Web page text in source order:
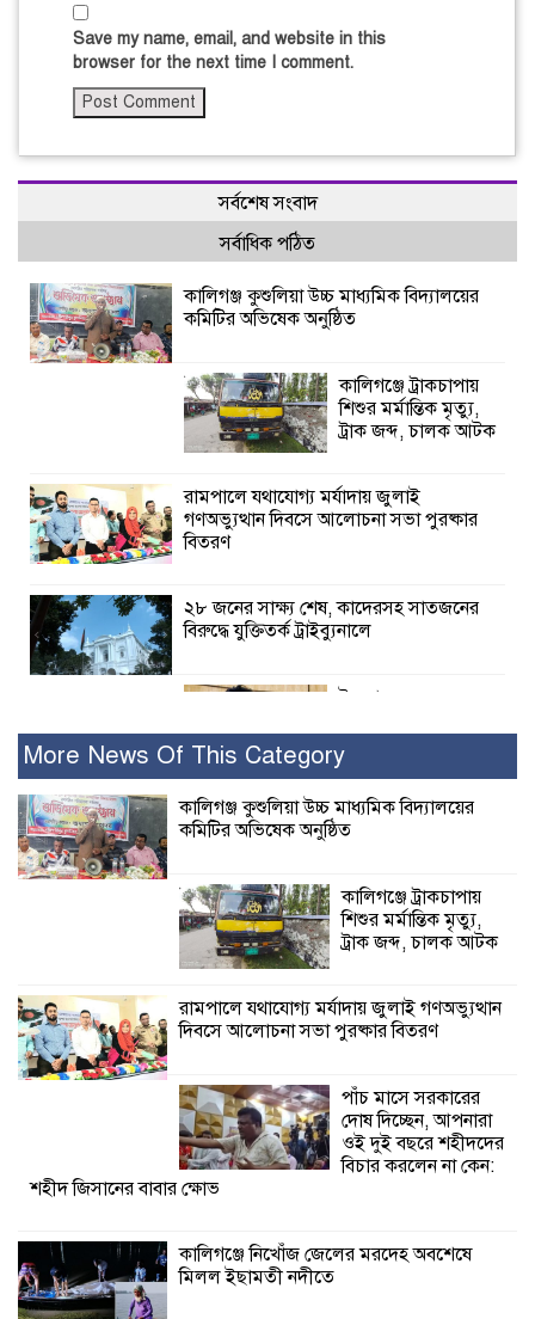
Save my name, email, and website in this
browser for the next time I comment.
সর্বশেষ সংবাদ
সর্বাধিক পঠিত
কালিগঞ্জ কুশুলিয়া উচ্চ মাধ্যমিক বিদ্যালয়ের
কমিটির অভিষেক অনুষ্ঠিত
কালিগঞ্জে ট্রাকচাপায়
শিশুর মর্মান্তিক মৃত্যু,
ট্রাক জব্দ, চালক আটক
রামপালে যথাযোগ্য মর্যাদায় জুলাই
গণঅভ্যুত্থান দিবসে আলোচনা সভা পুরষ্কার
বিতরণ
২৮ জনের সাক্ষ্য শেষ, কাদেরসহ সাতজনের
বিরুদ্ধে যুক্তিতর্ক ট্রাইব্যুনালে
ইসলামের সবচেয়ে
নুর
পাঁচ মাসে সরকারের দোষ দিচ্ছেন, আপনারা
কালিগঞ্জে নিখোঁজ জেলের মরদেহ অবশেষে
মিলল ইছামতী নদীতে
শ্রীউলা ইউনিয়ন
অনুষ্ঠিত
শ্যামনগরে জলবায়ু সহনশীল জনগোষ্ঠী গঠনে
প্রকল্পের অংশগ্রহণমূলক শিখন ও অভিজ্ঞতা
শ্যামনগরে বনবিভাগ ও সিএমসির সাথে
More News Of This Category
কালিগঞ্জ কুশুলিয়া উচ্চ মাধ্যমিক বিদ্যালয়ের
কমিটির অভিষেক অনুষ্ঠিত
কালিগঞ্জে ট্রাকচাপায়
শিশুর মর্মান্তিক মৃত্যু,
ট্রাক জব্দ, চালক আটক
রামপালে যথাযোগ্য মর্যাদায় জুলাই গণঅভ্যুত্থান
দিবসে আলোচনা সভা পুরষ্কার বিতরণ
পাঁচ মাসে সরকারের
দোষ দিচ্ছেন, আপনারা
ওই দুই বছরে শহীদদের
বিচার করলেন না কেন:
শহীদ জিসানের বাবার ক্ষোভ
কালিগঞ্জে নিখোঁজ জেলের মরদেহ অবশেষে
মিলল ইছামতী নদীতে